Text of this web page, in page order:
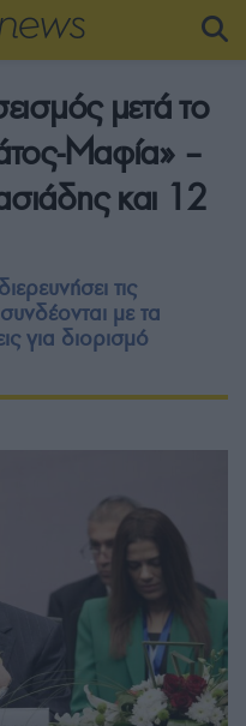
μετά το
Μαφία» –
και 12
τις
με τα
για διορισμό